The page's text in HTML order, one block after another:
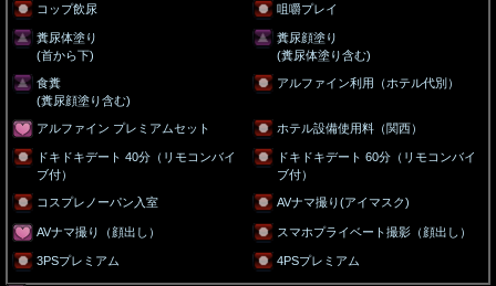
コップ飲尿 咀嚼プレイ
糞尿体塗り
(首から下)
糞尿顔塗り
(糞尿体塗り含む)
食糞
(糞尿顔塗り含む)
アルファイン利用（ホテル代別）
アルファイン プレミアムセット ホテル設備使用料（関西）
ドキドキデート 40分（リモコンバイ
ブ付）
ドキドキデート 60分（リモコンバイ
ブ付）
コスプレノーパン入室 AVナマ撮り(アイマスク)
AVナマ撮り（顔出し） スマホプライベート撮影（顔出し）
3PSプレミアム 4PSプレミアム